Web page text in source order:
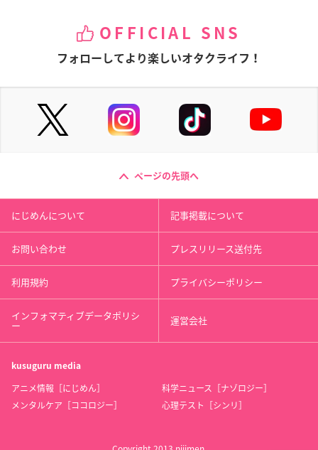
OFFICIAL SNS
フォローしてより楽しいオタクライフ！
ページの先頭へ
にじめんについて 記事掲載について
お問い合わせ プレスリリース送付先
利用規約 プライバシーポリシー
インフォマティブデータポリシ
ー 運営会社
kusuguru media
アニメ情報［にじめん］
科学ニュース［ナゾロジー］
メンタルケア［ココロジー］
心理テスト［シンリ］